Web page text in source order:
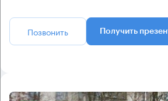
Позвонить Получить